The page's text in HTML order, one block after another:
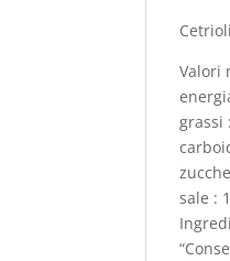
Valori
grassi
sale :